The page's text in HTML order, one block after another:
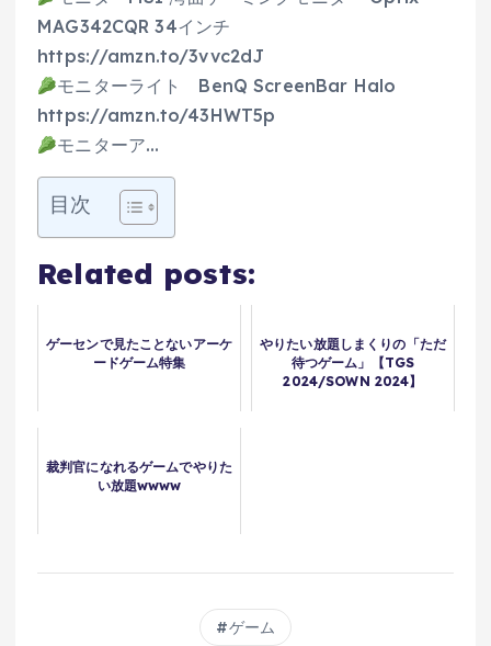
MAG342CQR 34インチ
https://amzn.to/3vvc2dJ
モニターライト BenQ ScreenBar Halo
https://amzn.to/43HWT5p
モニターア…
目次
Related posts:
ゲーセンで見たことないアーケ
ードゲーム特集
やりたい放題しまくりの「ただ
待つゲーム」【TGS
2024/SOWN 2024】
裁判官になれるゲームでやりた
い放題wwww
ゲーム